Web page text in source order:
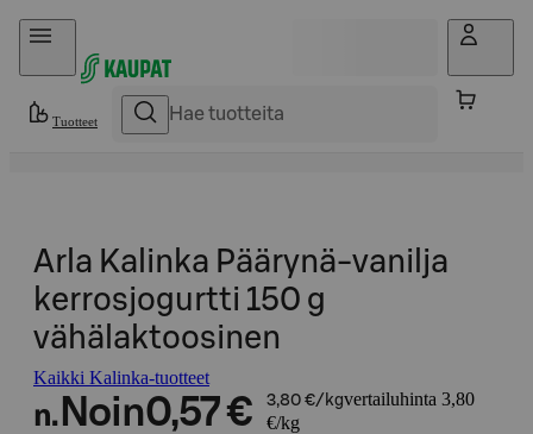
Hyppää sisältöön
Tuotteet
Arla Kalinka Päärynä-vanilja
kerrosjogurtti 150 g
vähälaktoosinen
Kaikki Kalinka-tuotteet
n. Noin0,57 € 3,80 €/kgvertailuhinta 3,80
€/kg